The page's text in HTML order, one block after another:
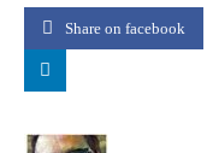
Share on facebook